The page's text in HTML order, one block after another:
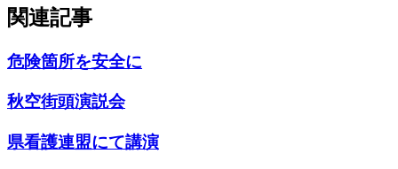
関連記事
危険箇所を安全に
秋空街頭演説会
県看護連盟にて講演